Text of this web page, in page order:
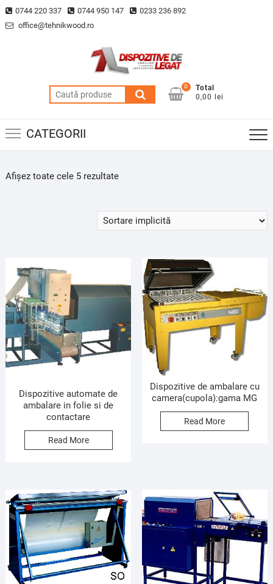
Skip
to
0744 220 337 0744 950 147
0233 236 892
office@tehnikwood.ro
Caută
după:
0
Total
0,00 lei
CATEGORII
Afișez toate cele 5 rezultate
Dispozitive automate de
ambalare in folie si de
contactare
Read More
Dispozitive de ambalare cu
camera(cupola):gama MG
Read More